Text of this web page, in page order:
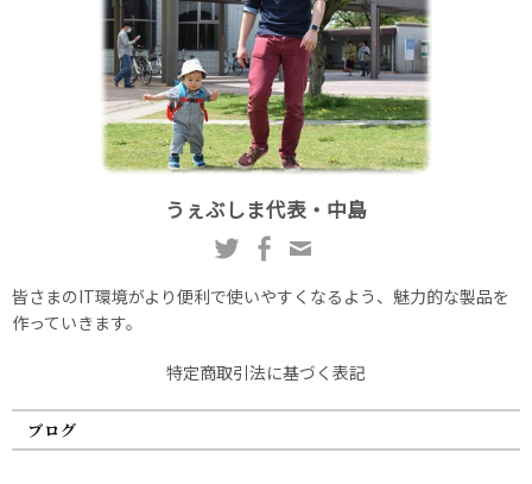
うぇぶしま代表・中島
皆さまのIT環境がより便利で使いやすくなるよう、魅力的な製品を
作っていきます。
特定商取引法に基づく表記
ブログ